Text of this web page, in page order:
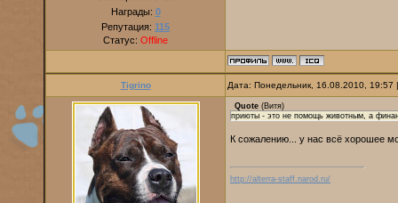
Награды: 0
Репутация: 115
Статус: Offline
Tigrino Дата: Понедельник, 16.08.2010,
Quote (Витя)
приюты - это не помощь животным, а
К сожалению... у нас всё хорошее
http://alterra-staff.narod.ru/